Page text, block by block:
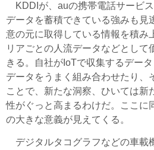
KDDIが、auの携帯電話サービ
データを蓄積できている強みも見
意の元に取得している情報を積み
リアごとの人流データなどとして
きる。自社がIoTで収集するデー
データをうまく組み合わせたり、
ことで、新たな洞察、ひいては新
性がぐっと高まるわけだ。ここに
の大きな意義が見えてくる。
デジタルタコグラフなどの車載